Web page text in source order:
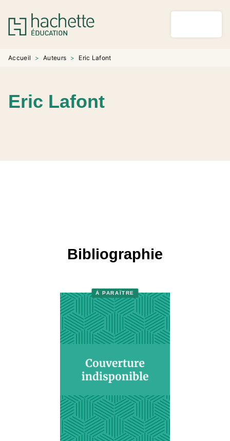
MENU RECHERCHE
PIED DE PAGE
Accueil > Auteurs > Eric Lafont
Eric Lafont
Bibliographie
À PARAÎTRE